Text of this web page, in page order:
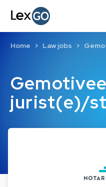
jurist(e)/
Home Law jobs